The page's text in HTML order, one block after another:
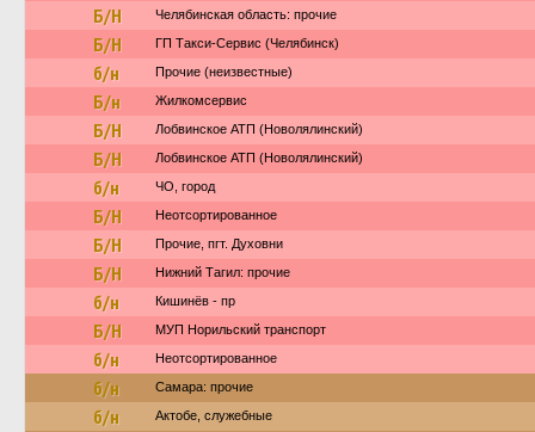
Б/Н Челябинская область: прочие
Б/Н ГП Такси-Сервис (Челябинск)
б/н Прочие (неизвестные)
Б/н Жилкомсервис
Б/Н Лобвинское АТП (Новолялинский)
Б/Н Лобвинское АТП (Новолялинский)
б/н ЧО, город
Б/Н Неотсортированное
Б/Н Прочие, пгт. Духовни
Б/Н Нижний Тагил: прочие
б/н Кишинёв - пр
Б/Н МУП Норильский транспорт
б/н Неотсортированное
б/н Самара: прочие
б/н Актобе, служебные